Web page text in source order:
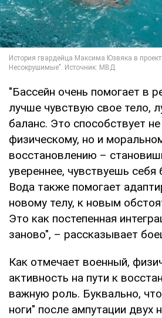
"Бассейн очень помогает в
лучше чувствую свое тело,
баланс. Это способствует
физическому, но и
восстановлению –
увереннее, чувствуешь
Вода также помогает
новому телу, к новым
Это как постепенная
заново", – рассказывает
Как отмечает военный,
активность на пути к
важную роль. Буквально,
ноги" после ампутации двух